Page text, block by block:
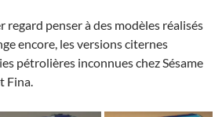
penser à des modèles réalisés
encore, les versions citernes
pétrolières inconnues chez Sésame
Fina.